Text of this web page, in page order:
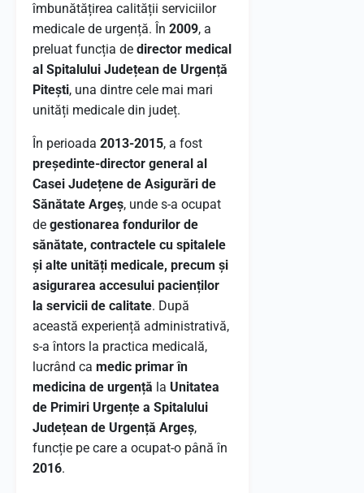
îmbunătățirea calității serviciilor
medicale de urgență. În 2009, a
preluat funcția de director medical
al Spitalului Județean de Urgență
Pitești, una dintre cele mai mari
unități medicale din județ.
În perioada 2013-2015, a fost
președinte-director general al
Casei Județene de Asigurări de
Sănătate Argeș, unde s-a ocupat
de gestionarea fondurilor de
sănătate, contractele cu spitalele
și alte unități medicale, precum și
asigurarea accesului pacienților
la servicii de calitate. După
această experiență administrativă,
s-a întors la practica medicală,
lucrând ca medic primar în
medicina de urgență la Unitatea
de Primiri Urgențe a Spitalului
Județean de Urgență Argeș,
funcție pe care a ocupat-o până în
2016.